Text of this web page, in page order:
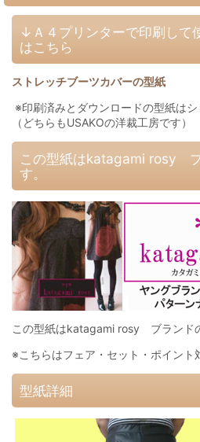
↓Ａ４プリンターで印刷して
はこちら
ストレッチブーツカバーの型紙
※印刷済みとダウンロードの型紙はシ
（どちらもUSAKOの洋裁工房です）
この型紙はkatagami rosy
す。
この型紙はkatagami rosy ブランド
※こちらはフェア・セット・ポイント
型紙詳細